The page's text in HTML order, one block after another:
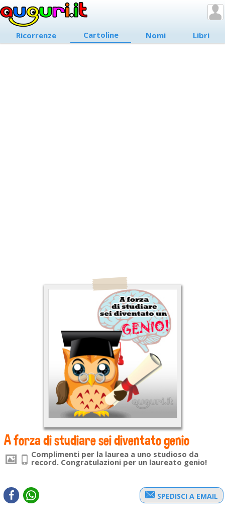
Ricorrenze Cartoline Nomi Libri
A forza di studiare sei diventato genio
Complimenti per la laurea a uno studioso da
record. Congratulazioni per un laureato genio!
SPEDISCI A EMAIL